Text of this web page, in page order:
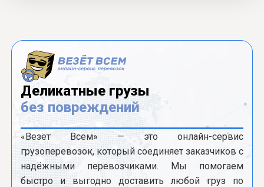
Деликатные грузы
без повреждений
«Везёт Всем» — это онлайн-сервис
грузоперевозок, который соединяет заказчиков с
надёжными перевозчиками. Мы помогаем
быстро и выгодно доставить любой груз по